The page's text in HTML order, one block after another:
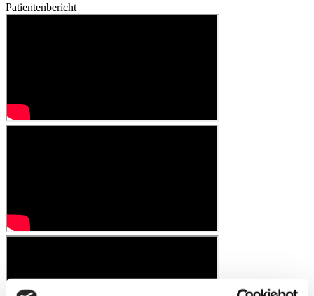
Patientenbericht